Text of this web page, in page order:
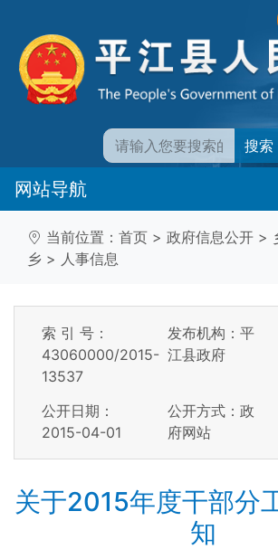
搜索
网站导航
当前位置： 首页 > 政府信息公开 >
乡 > 人事信息
索 引 号：
43060000/2015-
13537
发布机构：平
江县政府
公开日期：
2015-04-01
公开方式：政
府网站
关于2015年度干部分
知